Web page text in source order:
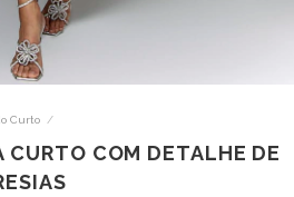
Curto /
CURTO COM DETALHE DE